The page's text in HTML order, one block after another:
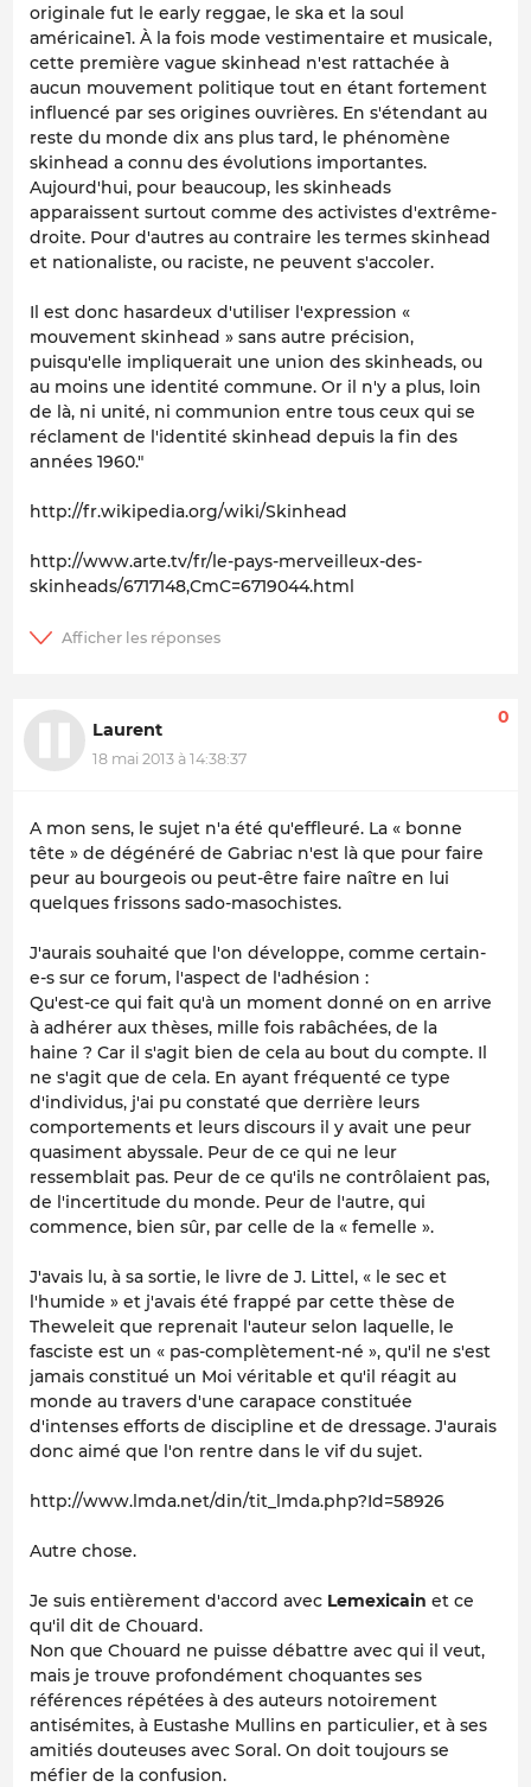
originale fut le early reggae, le ska et la soul
américaine1. À la fois mode vestimentaire et musicale,
cette première vague skinhead n'est rattachée à
aucun mouvement politique tout en étant fortement
influencé par ses origines ouvrières. En s'étendant au
reste du monde dix ans plus tard, le phénomène
skinhead a connu des évolutions importantes.
Aujourd'hui, pour beaucoup, les skinheads
apparaissent surtout comme des activistes d'extrême-
droite. Pour d'autres au contraire les termes skinhead
et nationaliste, ou raciste, ne peuvent s'accoler.
Il est donc hasardeux d'utiliser l'expression «
mouvement skinhead » sans autre précision,
puisqu'elle impliquerait une union des skinheads, ou
au moins une identité commune. Or il n'y a plus, loin
de là, ni unité, ni communion entre tous ceux qui se
réclament de l'identité skinhead depuis la fin des
années 1960."
http://fr.wikipedia.org/wiki/Skinhead
http://www.arte.tv/fr/le-pays-merveilleux-des-
skinheads/6717148,CmC=6719044.html
Laurent
18 mai 2013 à 14:38:37
0
A mon sens, le sujet n'a été qu'effleuré. La « bonne
tête » de dégénéré de Gabriac n'est là que pour faire
peur au bourgeois ou peut-être faire naître en lui
quelques frissons sado-masochistes.
J'aurais souhaité que l'on développe, comme certain-
e-s sur ce forum, l'aspect de l'adhésion :
Qu'est-ce qui fait qu'à un moment donné on en arrive
à adhérer aux thèses, mille fois rabâchées, de la
haine ? Car il s'agit bien de cela au bout du compte. Il
ne s'agit que de cela. En ayant fréquenté ce type
d'individus, j'ai pu constaté que derrière leurs
comportements et leurs discours il y avait une peur
quasiment abyssale. Peur de ce qui ne leur
ressemblait pas. Peur de ce qu'ils ne contrôlaient pas,
de l'incertitude du monde. Peur de l'autre, qui
commence, bien sûr, par celle de la « femelle ».
J'avais lu, à sa sortie, le livre de J. Littel, « le sec et
l'humide » et j'avais été frappé par cette thèse de
Theweleit que reprenait l'auteur selon laquelle, le
fasciste est un « pas-complètement-né », qu'il ne s'est
jamais constitué un Moi véritable et qu'il réagit au
monde au travers d'une carapace constituée
d'intenses efforts de discipline et de dressage. J'aurais
donc aimé que l'on rentre dans le vif du sujet.
http://www.lmda.net/din/tit_lmda.php?Id=58926
Autre chose.
Je suis entièrement d'accord avec Lemexicain et ce
qu'il dit de Chouard.
Non que Chouard ne puisse débattre avec qui il veut,
mais je trouve profondément choquantes ses
références répétées à des auteurs notoirement
antisémites, à Eustashe Mullins en particulier, et à ses
amitiés douteuses avec Soral. On doit toujours se
méfier de la confusion.